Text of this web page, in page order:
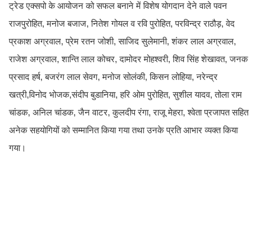
ट्रेड एक्सपो के आयोजन को सफल बनाने में विशेष योगदान देने वाले पवन
राजपुरोहित, मनोज बजाज, नितेश गोयल व रवि पुरोहित, परविन्द्र राठौड़, वेद
प्रकाश अग्रवाल, प्रेम रतन जोशी, साजिद सुलेमानी, शंकर लाल अग्रवाल,
राजेश अग्रवाल, शान्ति लाल कोचर, दामोदर मोहश्वरी, शिव सिंह शेखावत, जनक
प्रसाद हर्ष, बजरंग लाल सेवग, मनोज सोलंकी, किसन लोहिया, नरेन्द्र
खत्री,विनोद भोजक,संदीप बुडानिया, हरि ओम पुरोहित, सुशील यादव, तोला राम
चांडक, अनिल चांडक, जैन वाटर, कुलदीप रंगा, राजू मेहरा, श्वेता प्रजापत सहित
अनेक सहयोगियों को सम्मानित किया गया तथा उनके प्रति आभार व्यक्त किया
गया।